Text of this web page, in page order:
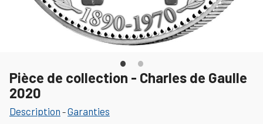
Pièce de collection - Charles de Gaulle
2020
Description -Garanties